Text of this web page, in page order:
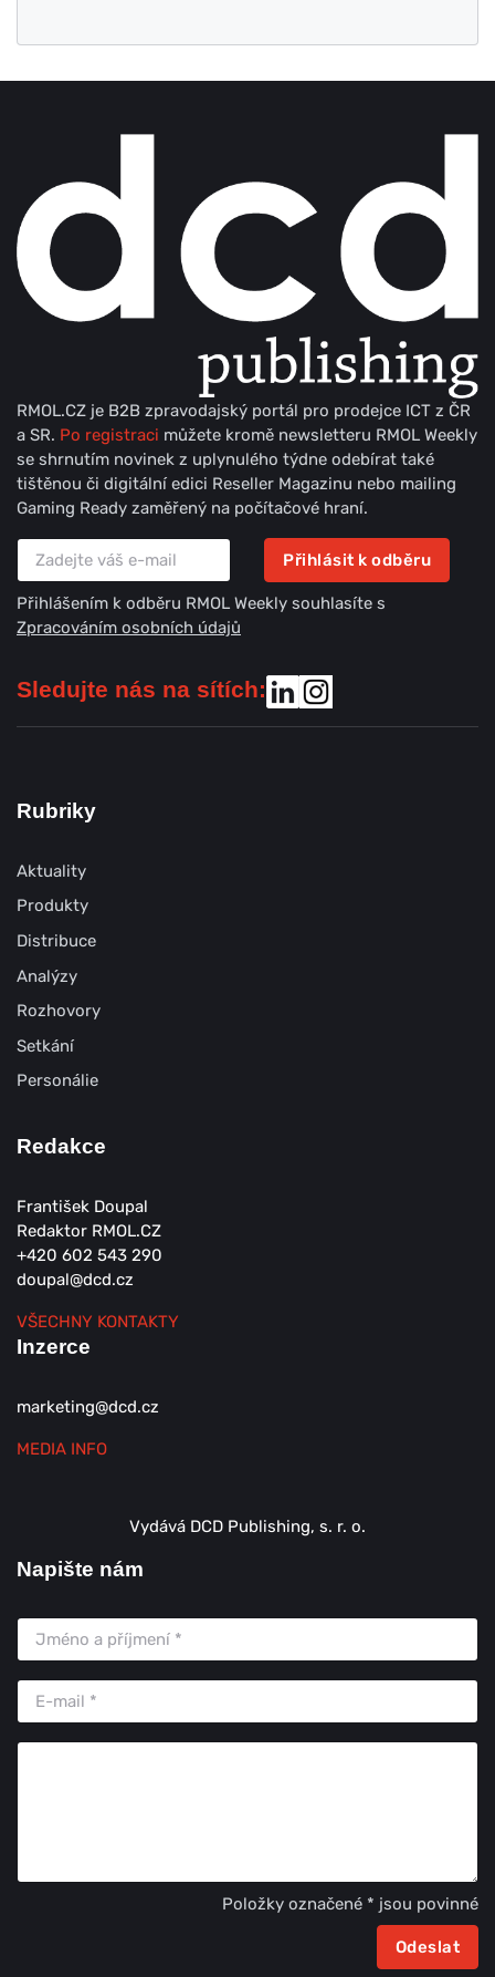
RMOL.CZ je B2B zpravodajský portál pro prodejce ICT z ČR
a SR. Po registraci můžete kromě newsletteru RMOL Weekly
se shrnutím novinek z uplynulého týdne odebírat také
tištěnou či digitální edici Reseller Magazinu nebo mailing
Gaming Ready zaměřený na počítačové hraní.
Přihlásit k odběru
Přihlášením k odběru RMOL Weekly souhlasíte s
Zpracováním osobních údajů
Sledujte nás na sítích:
Rubriky
Aktuality
Produkty
Distribuce
Analýzy
Rozhovory
Setkání
Personálie
Redakce
František Doupal
Redaktor RMOL.CZ
+420 602 543 290
doupal@dcd.cz
VŠECHNY KONTAKTY
Inzerce
marketing@dcd.cz
MEDIA INFO
Vydává DCD Publishing, s. r. o.
Napište nám
Položky označené * jsou povinné